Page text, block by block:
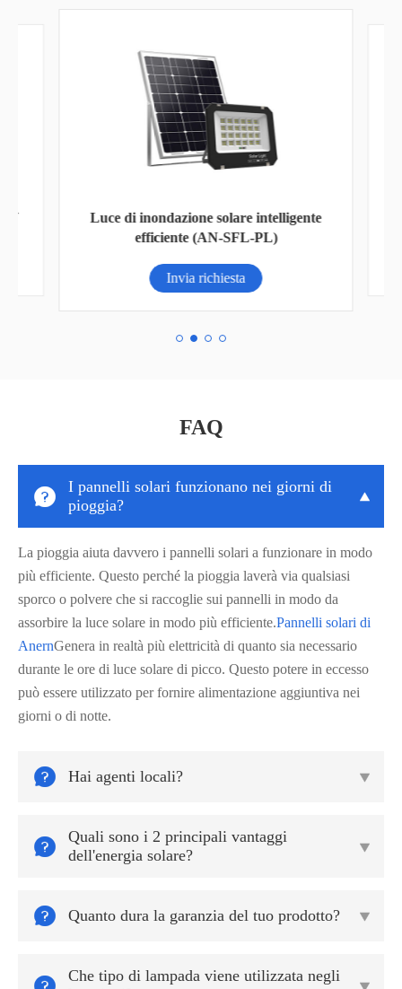
Luce di inondazione solare intelligente
efficiente (AN-SFL-PL)
Invia richiesta
FAQ

I pannelli solari funzionano nei giorni di
pioggia?

La pioggia aiuta davvero i pannelli solari a funzionare in modo
più efficiente. Questo perché la pioggia laverà via qualsiasi
sporco o polvere che si raccoglie sui pannelli in modo da
assorbire la luce solare in modo più efficiente.Pannelli solari di
AnernGenera in realtà più elettricità di quanto sia necessario
durante le ore di luce solare di picco. Questo potere in eccesso
può essere utilizzato per fornire alimentazione aggiuntiva nei
giorni o di notte.
 Hai agenti locali? 

Quali sono i 2 principali vantaggi
dell'energia solare?

 Quanto dura la garanzia del tuo prodotto? 
Che tipo di lampada viene utilizzata negli
